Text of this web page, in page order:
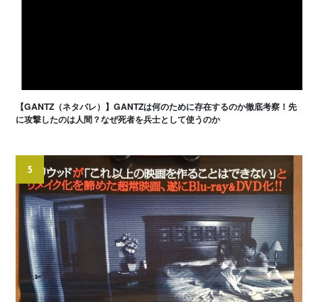
【GANTZ（ネタバレ）】GANTZは何のために存在するのか徹底考察！先
に攻撃したのは人間？なぜ死者を兵士として使うのか
5